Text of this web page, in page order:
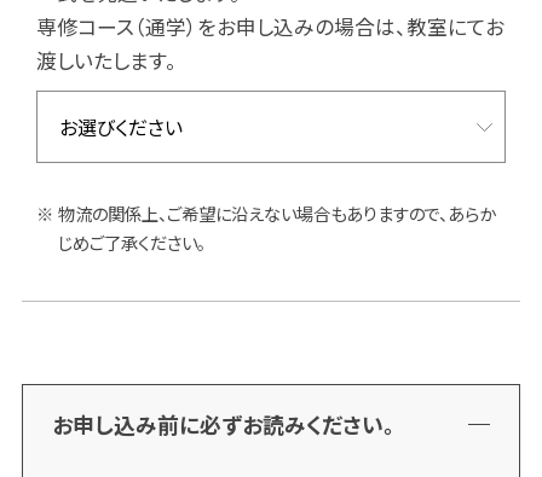
専修コース（通学）をお申し込みの場合は、教室にてお
渡しいたします。
物流の関係上、ご希望に沿えない場合もありますので、あらか
じめご了承ください。
お申し込み前に必ずお読みください。